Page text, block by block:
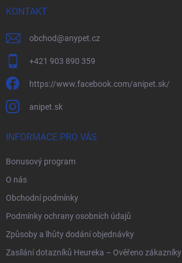
KONTAKT
obchod@anypet.cz
+421 903 890 359
https://www.facebook.com/anipet.sk/
anipet.sk
INFORMACE PRO VÁS
Bonusový program
O nás
Obchodní podmínky
Podmínky ochrany osobních údajů
Způsoby a lhůty dodání objednávky
Zasílání dotazníků Heureka – Ověřeno zákazníky